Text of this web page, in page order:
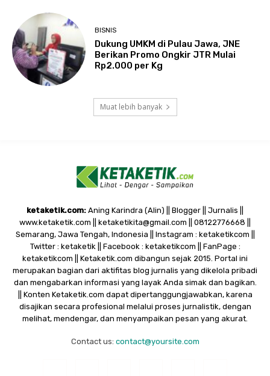
BISNIS
Dukung UMKM di Pulau Jawa, JNE
Berikan Promo Ongkir JTR Mulai
Rp2.000 per Kg
Muat lebih banyak
ketaketik.com: Aning Karindra (Alin) || Blogger || Jurnalis ||
www.ketaketik.com || ketaketikita@gmail.com || 08122776668 ||
Semarang, Jawa Tengah, Indonesia || Instagram : ketaketikcom ||
Twitter : ketaketik || Facebook : ketaketikcom || FanPage :
ketaketikcom || Ketaketik.com dibangun sejak 2015. Portal ini
merupakan bagian dari aktifitas blog jurnalis yang dikelola pribadi
dan mengabarkan informasi yang layak Anda simak dan bagikan.
|| Konten Ketaketik.com dapat dipertanggungjawabkan, karena
disajikan secara profesional melalui proses jurnalistik, dengan
melihat, mendengar, dan menyampaikan pesan yang akurat.
Contact us: contact@yoursite.com